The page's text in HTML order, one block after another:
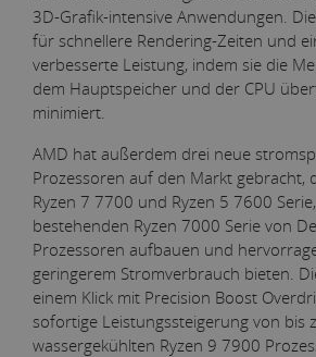
3D-Grafik-intensive Anwendungen.
für schnellere Rendering-Zeiten und
verbesserte Leistung, indem sie die
dem Hauptspeicher und der CPU
minimiert.
AMD hat außerdem drei neue
Prozessoren auf den Markt gebracht,
Ryzen 7 7700 und Ryzen 5 7600
bestehenden Ryzen 7000 Serie von
Prozessoren aufbauen und
geringerem Stromverbrauch bieten.
einem Klick mit Precision Boost
sofortige Leistungssteigerung von bis
wassergekühlten Ryzen 9 7900